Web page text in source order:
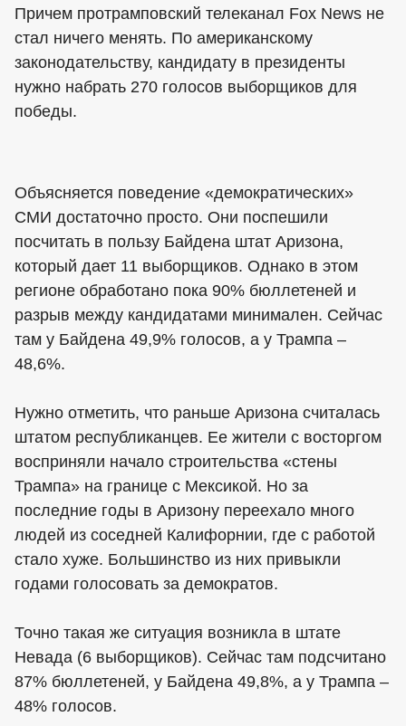
Причем протрамповский телеканал Fox News не
стал ничего менять. По американскому
законодательству, кандидату в президенты
нужно набрать 270 голосов выборщиков для
победы.
Объясняется поведение «демократических»
СМИ достаточно просто. Они поспешили
посчитать в пользу Байдена штат Аризона,
который дает 11 выборщиков. Однако в этом
регионе обработано пока 90% бюллетеней и
разрыв между кандидатами минимален. Сейчас
там у Байдена 49,9% голосов, а у Трампа –
48,6%.
Нужно отметить, что раньше Аризона считалась
штатом республиканцев. Ее жители с восторгом
восприняли начало строительства «стены
Трампа» на границе с Мексикой. Но за
последние годы в Аризону переехало много
людей из соседней Калифорнии, где с работой
стало хуже. Большинство из них привыкли
годами голосовать за демократов.
Точно такая же ситуация возникла в штате
Невада (6 выборщиков). Сейчас там подсчитано
87% бюллетеней, у Байдена 49,8%, а у Трампа –
48% голосов.